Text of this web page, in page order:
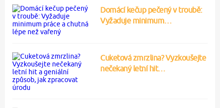
Domácí kečup pečený v troubě:
Vyžaduje minimum…
Cuketová zmrzlina? Vyzkoušejte
nečekaný letní hit…